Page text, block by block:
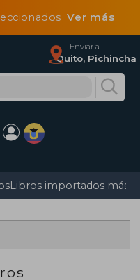
Ver más
Enviar a
Quito, Pichincha
Libros importados más